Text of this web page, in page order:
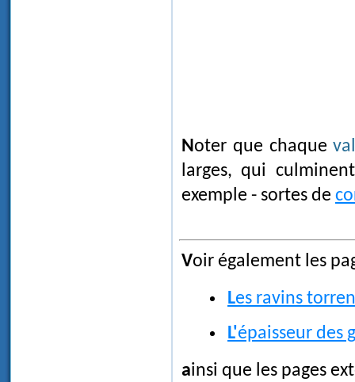
Noter que chaque
larges, qui
exemple - sortes de
Voir également les
Les ravins
L'épaisseur des
ainsi que les pages